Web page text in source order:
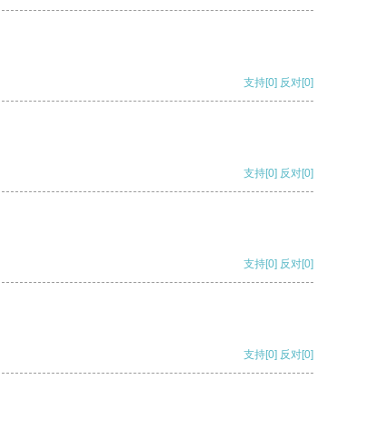
支持[0] 反对[0]
支持[0] 反对[0]
支持[0] 反对[0]
支持[0] 反对[0]